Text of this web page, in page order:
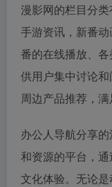
漫影网的栏目分
手游资讯，新番
番的在线播放、
供用户集中讨论
周边产品推荐，满
办公人导航分享
和资源的平台，
文化体验。无论